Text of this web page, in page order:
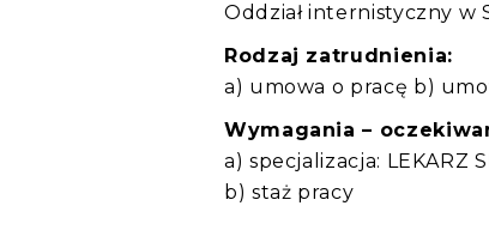
Oddział internistyczny w
Rodzaj zatrudnienia:
a) umowa o pracę b)
Wymagania –
a) specjalizacja: LEKARZ
b) staż pracy